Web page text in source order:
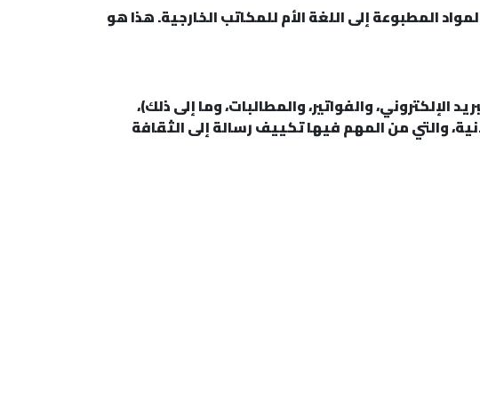
المطبوعة إلى اللغة الأم للمكاتب الخارجية. هذا هو
والفواتير، والمطالبات، وما إلى ذلك)،
والتي من المهم فيها تكييف رسالة إلى الثقافة